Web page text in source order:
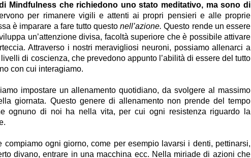
Mindfulness che richiedono uno stato meditativo, ma sono di
per rimanere vigili e attenti ai propri pensieri e alle proprie
è imparare a fare tutto questo nell’azione. Questo rende un essere
un’attenzione divisa, facoltà superiore che è possibile attivare
Attraverso i nostri meravigliosi neuroni, possiamo allenarci a
di coscienza, che prevedono appunto l’abilità di essere del tutto
con cui interagiamo.
impostare un allenamento quotidiano, da svolgere al massimo
giornata. Questo genere di allenamento non prende del tempo
ognuno di noi ha nella vita, per cui ogni resistenza riguardo la
ogni giorno, come per esempio lavarsi i denti, pettinarsi,
divano, entrare in una macchina ecc. Nella miriade di azioni che